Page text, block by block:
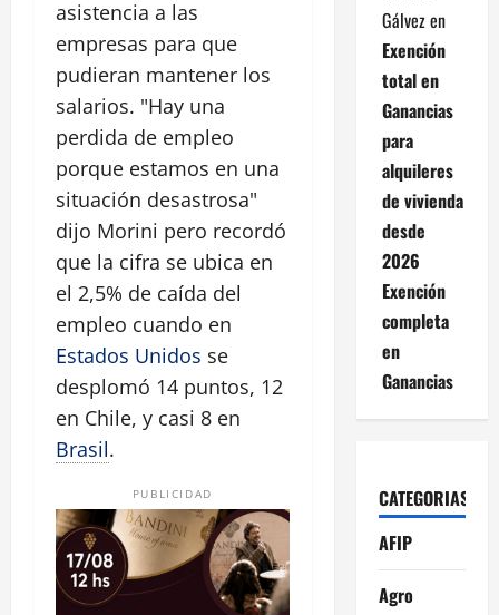
asistencia a las
empresas para que
pudieran mantener los
salarios. "Hay una
perdida de empleo
porque estamos en una
situación desastrosa"
dijo Morini pero recordó
que la cifra se ubica en
el 2,5% de caída del
empleo cuando en
Estados Unidos se
desplomó 14 puntos, 12
en Chile, y casi 8 en
Brasil.
PUBLICIDAD
Gálvezen
Exención
total en
Ganancias
para
alquileres
de vivienda
desde
2026
Exención
completa
en
Ganancias
CATEGORIAS
AFIP
Agro